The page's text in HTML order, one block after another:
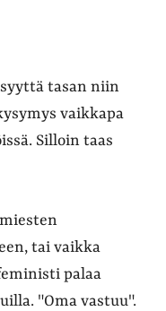
tasan niin
vaikkapa
Silloin taas
tai vaikka
palaa
"Oma vastuu".